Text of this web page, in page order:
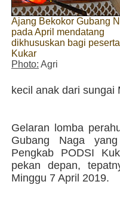
Ajang Bekokor Gubang
pada April mendatang
dikhususkan bagi
Kukar
Photo: Agri
kecil anak dari sungai
Gelaran lomba
Gubang Naga
Pengkab PODSI
pekan depan,
Minggu 7 April 2019.